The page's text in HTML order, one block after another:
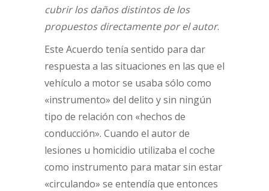
cubrir los daños distintos de los
propuestos directamente por el autor.
Este Acuerdo tenía sentido para dar
respuesta a las situaciones en las que el
vehículo a motor se usaba sólo como
«instrumento» del delito y sin ningún
tipo de relación con «hechos de
conducción». Cuando el autor de
lesiones u homicidio utilizaba el coche
como instrumento para matar sin estar
«circulando» se entendía que entonces